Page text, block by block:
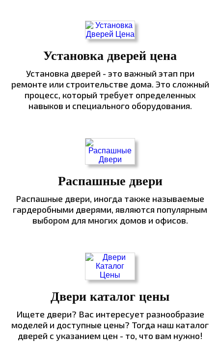
Установка дверей цена
Установка дверей - это важный этап при
ремонте или строительстве дома. Это сложный
процесс, который требует определенных
навыков и специального оборудования.
Распашные двери
Распашные двери, иногда также называемые
гардеробными дверями, являются популярным
выбором для многих домов и офисов.
Двери каталог цены
Ищете двери? Вас интересует разнообразие
моделей и доступные цены? Тогда наш каталог
дверей с указанием цен - то, что вам нужно!